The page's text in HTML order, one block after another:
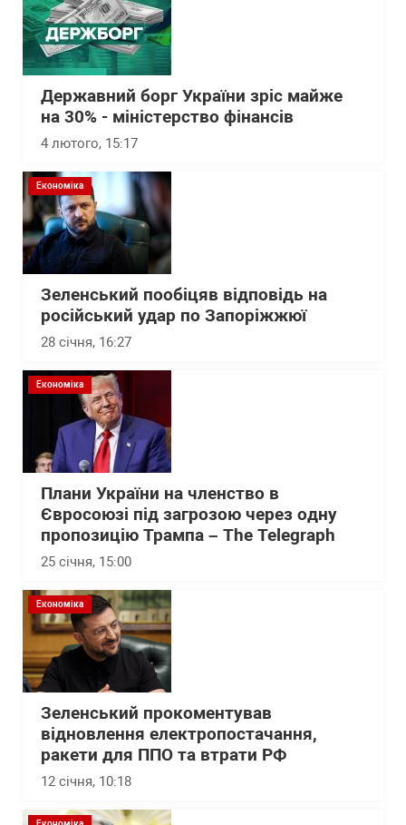
Державний борг України зріс майже
на 30% - міністерство фінансів
4 лютого, 15:17
Економіка
Зеленський пообіцяв відповідь на
російський удар по Запоріжжюї
28 січня, 16:27
Економіка
Плани України на членство в
Євросоюзі під загрозою через одну
пропозицію Трампа – The Telegraph
25 січня, 15:00
Економіка
Зеленський прокоментував
відновлення електропостачання,
ракети для ППО та втрати РФ
12 січня, 10:18